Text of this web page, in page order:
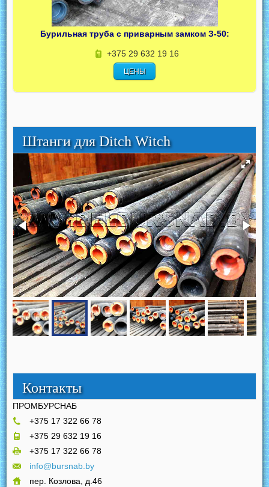
Бурильная труба с приварным замком З-50:
+375 29 632 19 16
ЦЕНЫ
Штанги для Ditch Witch
Контакты
ПРОМБУРСНАБ
+375 17 322 66 78
+375 29 632 19 16
+375 17 322 66 78
info@bursnab.by
пер. Козлова, д.46